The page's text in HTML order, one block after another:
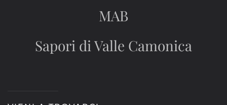
MAB
Sapori di Valle Camonica